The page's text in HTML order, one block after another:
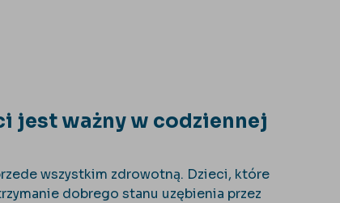
jest ważny w codziennej
wszystkim zdrowotną. Dzieci, które
dobrego stanu uzębienia przez